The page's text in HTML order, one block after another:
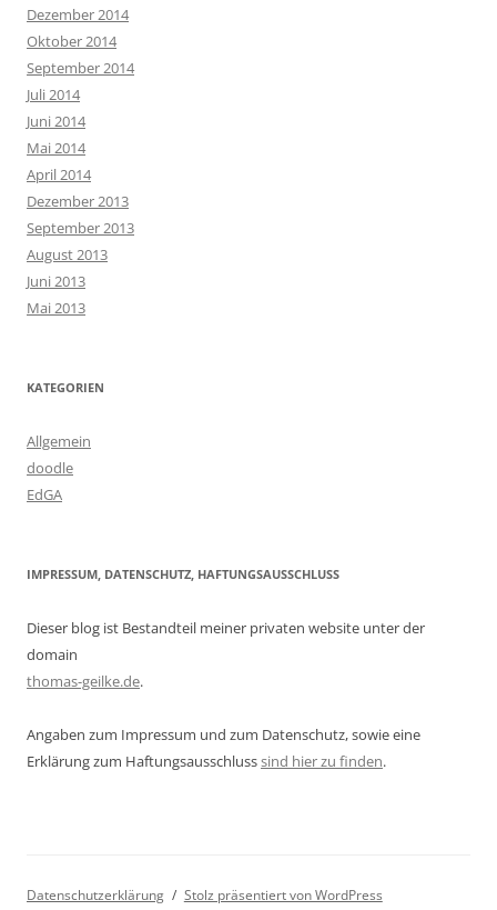
Dezember 2014
Oktober 2014
September 2014
Juli 2014
Juni 2014
Mai 2014
April 2014
Dezember 2013
September 2013
August 2013
Juni 2013
Mai 2013
KATEGORIEN
Allgemein
doodle
EdGA
IMPRESSUM, DATENSCHUTZ, HAFTUNGSAUSSCHLUSS
Dieser blog ist Bestandteil meiner privaten website unter der
domain
thomas-geilke.de.
Angaben zum Impressum und zum Datenschutz, sowie eine
Erklärung zum Haftungsausschlusssind hier zu finden.
Datenschutzerklärung Stolz präsentiert von WordPress